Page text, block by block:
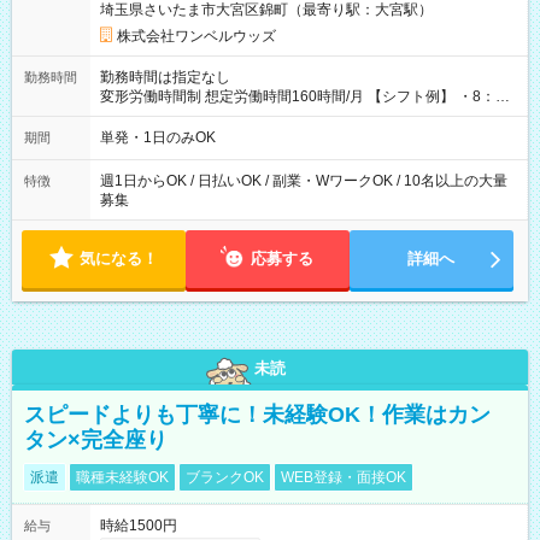
埼玉県さいたま市大宮区錦町（最寄り駅：大宮駅）
株式会社ワンベルウッズ
勤務時間
勤務時間は指定なし
変形労働時間制 想定労働時間160時間/月 【シフト例】 ・8：00
～21：00
期間 単発・1日のみOK
特徴
週1日からOK / 日払いOK / 副業・WワークOK / 10名以上の大量
募集
気になる！ 応募する 詳細へ
未読
スピードよりも丁寧に！未経験OK！作業はカン
タン×完全座り
派遣 職種未経験OK ブランクOK WEB登録・面接OK
給与
時給1500円